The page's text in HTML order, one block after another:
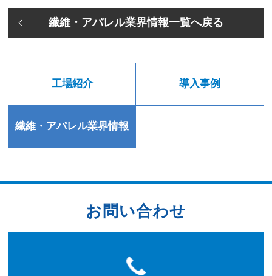
繊維・アパレル業界情報一覧へ戻る
工場紹介 導入事例
繊維・アパレル業界情報
お問い合わせ